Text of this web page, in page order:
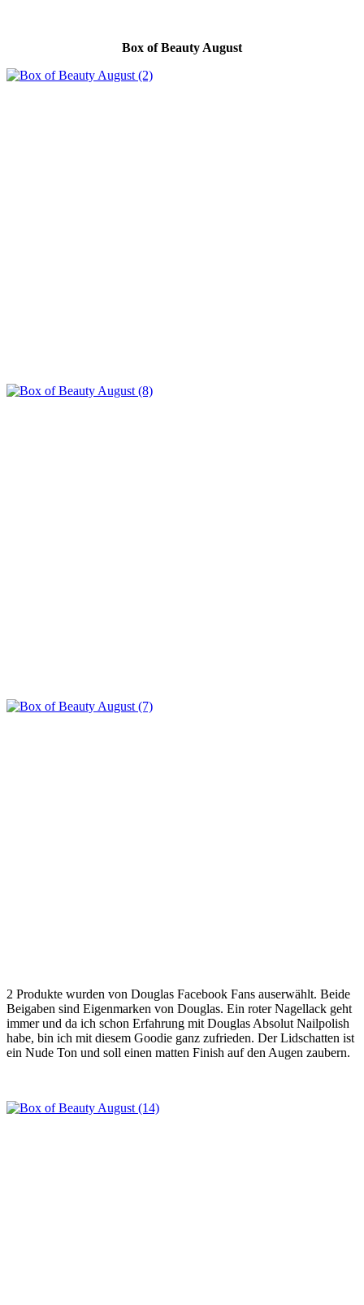
Box of Beauty August
2 Produkte wurden von Douglas Facebook Fans auserwählt. Beide
Beigaben sind Eigenmarken von Douglas. Ein roter Nagellack geht
immer und da ich schon Erfahrung mit Douglas Absolut Nailpolish
habe, bin ich mit diesem Goodie ganz zufrieden. Der Lidschatten ist
ein Nude Ton und soll einen matten Finish auf den Augen zaubern.